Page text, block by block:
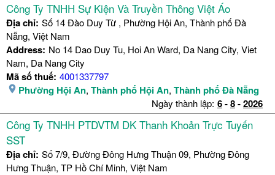
Công Ty TNHH Sự Kiện Và Truyền Thông Việt Áo
Địa chỉ: Số 14 Đào Duy Từ , Phường Hội An, Thành phố Đà
Nẵng, Việt Nam
Address: No 14 Dao Duy Tu, Hoi An Ward, Da Nang City, Viet
Nam, Da Nang City
Mã số thuế: 4001337797
Phường Hội An, Thành phố Hội An, Thành phố Đà Nẵng
Ngày thành lập: 6-8-2026
Công Ty TNHH PTDVTM DK Thanh Khoản Trực Tuyến
SST
Địa chỉ: Số 7/9, Đường Đông Hưng Thuận 09, Phường Đông
Hưng Thuận, TP Hồ Chí Minh, Việt Nam